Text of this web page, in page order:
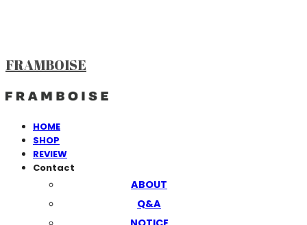
FRAMBOISE
HOME
SHOP
REVIEW
Contact
ABOUT
Q&A